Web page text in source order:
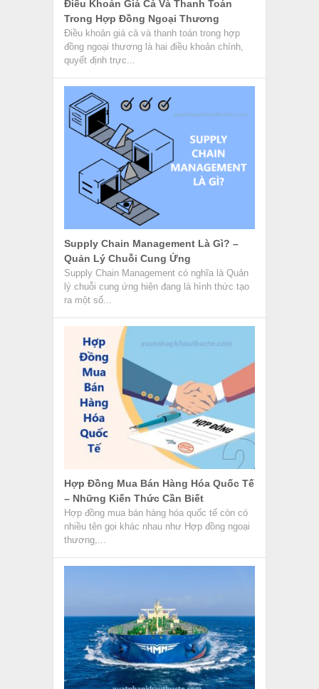
Điều Khoản Giá Cả Và Thanh Toán
Trong Hợp Đồng Ngoại Thương
Điều khoản giá cả và thanh toán trong hợp
đồng ngoại thương là hai điều khoản chính,
quyết định trực...
Supply Chain Management Là Gì? –
Quản Lý Chuỗi Cung Ứng
Supply Chain Management có nghĩa là Quản
lý chuỗi cung ứng hiện đang là hình thức tạo
ra một số...
Hợp Đồng Mua Bán Hàng Hóa Quốc Tế
– Những Kiến Thức Cần Biết
Hợp đồng mua bán hàng hóa quốc tế còn có
nhiều tên gọi khác nhau như Hợp đồng ngoại
thương,...